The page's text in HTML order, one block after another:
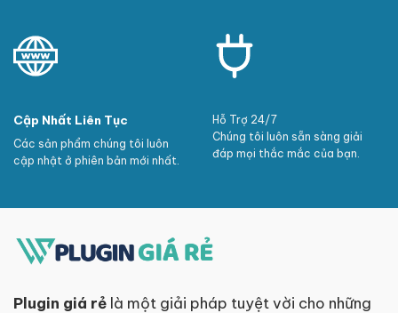
Cập Nhất Liên Tục
Các sản phẩm chúng tôi luôn
cập nhật ở phiên bản mới nhất.
Hỗ Trợ 24/7
Chúng tôi luôn sẵn sàng giải
đáp mọi thắc mắc của bạn.
Plugin giá rẻ là một giải pháp tuyệt vời cho những